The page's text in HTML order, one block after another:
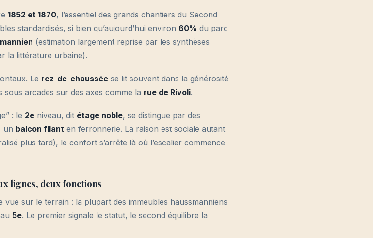
1852 et 1870, l’essentiel des grands chantiers du Second
standardisés, si bien qu’aujourd’hui environ 60% du parc
(estimation largement reprise par les synthèses
la littérature urbaine).
Le rez-de-chaussée se lit souvent dans la générosité
arcades sur des axes comme la rue de Rivoli.
: le 2e niveau, dit étage noble, se distingue par des
un balcon filant en ferronnerie. La raison est sociale autant
plus tard), le confort s’arrête là où l’escalier commence
lignes, deux fonctions
vue sur le terrain : la plupart des immeubles haussmanniens
5e. Le premier signale le statut, le second équilibre la